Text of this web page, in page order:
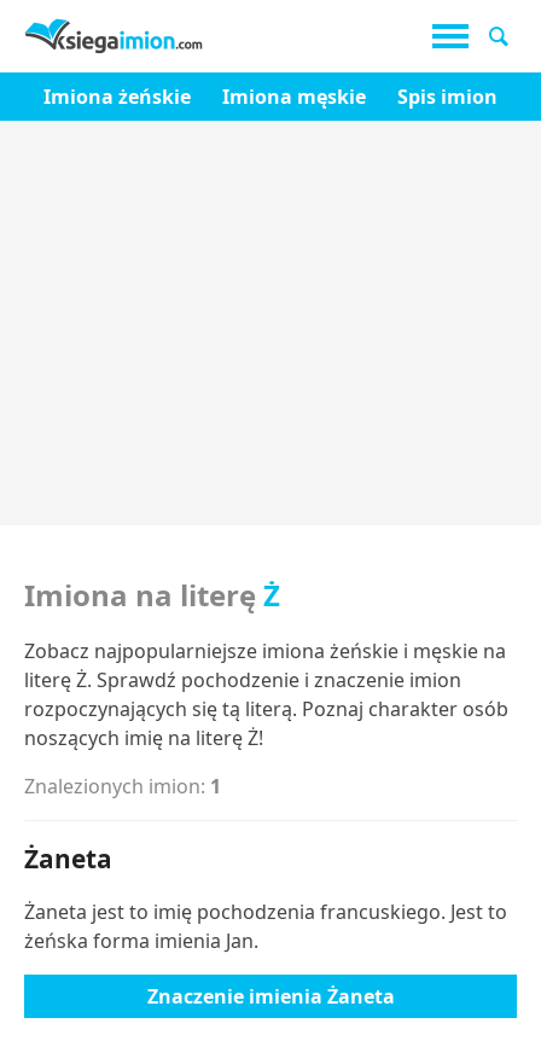
Imiona żeńskie Imiona męskie Spis imion
Imiona na literę Ż
Zobacz najpopularniejsze imiona żeńskie i męskie na
literę Ż. Sprawdź pochodzenie i znaczenie imion
rozpoczynających się tą literą. Poznaj charakter osób
noszących imię na literę Ż!
Znalezionych imion: 1
Żaneta
Żaneta jest to imię pochodzenia francuskiego. Jest to
żeńska forma imienia Jan.
Znaczenie imienia Żaneta